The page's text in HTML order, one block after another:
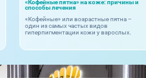
«Кофейные пятна» на коже: причины и
способы лечения
«Кофейные» или возрастные пятна –
один из самых частых видов
гиперпигментации кожи у взрослых.